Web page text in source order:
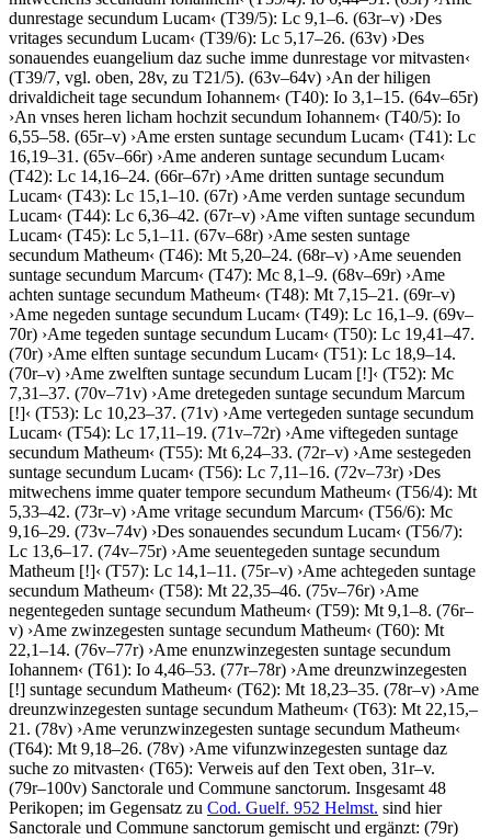
dunrestage secundum Lucam‹ (T39/5): Lc 9,1–6. (63r–v) ›Des
vritages secundum Lucam‹ (T39/6): Lc 5,17–26. (63v) ›Des
sonauendes euangelium daz suche imme dunrestage vor mitvasten‹
(T39/7, vgl. oben, 28v, zu T21/5). (63v–64v) ›An der hiligen
drivaldicheit tage secundum Iohannem‹ (T40): Io 3,1–15. (64v–65r)
›An vnses heren licham hochzit secundum Iohannem‹ (T40/5): Io
6,55–58. (65r–v) ›Ame ersten suntage secundum Lucam‹ (T41): Lc
16,19–31. (65v–66r) ›Ame anderen suntage secundum Lucam‹
(T42): Lc 14,16–24. (66r–67r) ›Ame dritten suntage secundum
Lucam‹ (T43): Lc 15,1–10. (67r) ›Ame verden suntage secundum
Lucam‹ (T44): Lc 6,36–42. (67r–v) ›Ame viften suntage secundum
Lucam‹ (T45): Lc 5,1–11. (67v–68r) ›Ame sesten suntage
secundum Matheum‹ (T46): Mt 5,20–24. (68r–v) ›Ame seuenden
suntage secundum Marcum‹ (T47): Mc 8,1–9. (68v–69r) ›Ame
achten suntage secundum Matheum‹ (T48): Mt 7,15–21. (69r–v)
›Ame negeden suntage secundum Lucam‹ (T49): Lc 16,1–9. (69v–
70r) ›Ame tegeden suntage secundum Lucam‹ (T50): Lc 19,41–47.
(70r) ›Ame elften suntage secundum Lucam‹ (T51): Lc 18,9–14.
(70r–v) ›Ame zwelften suntage secundum Lucam [!]‹ (T52): Mc
7,31–37. (70v–71v) ›Ame dretegeden suntage secundum Marcum
[!]‹ (T53): Lc 10,23–37. (71v) ›Ame vertegeden suntage secundum
Lucam‹ (T54): Lc 17,11–19. (71v–72r) ›Ame viftegeden suntage
secundum Matheum‹ (T55): Mt 6,24–33. (72r–v) ›Ame sestegeden
suntage secundum Lucam‹ (T56): Lc 7,11–16. (72v–73r) ›Des
mitwechens imme quater tempore secundum Matheum‹ (T56/4): Mt
5,33–42. (73r–v) ›Ame vritage secundum Marcum‹ (T56/6): Mc
9,16–29. (73v–74v) ›Des sonauendes secundum Lucam‹ (T56/7):
Lc 13,6–17. (74v–75r) ›Ame seuentegeden suntage secundum
Matheum [!]‹ (T57): Lc 14,1–11. (75r–v) ›Ame achtegeden suntage
secundum Matheum‹ (T58): Mt 22,35–46. (75v–76r) ›Ame
negentegeden suntage secundum Matheum‹ (T59): Mt 9,1–8. (76r–
v) ›Ame zwinzegesten suntage secundum Matheum‹ (T60): Mt
22,1–14. (76v–77r) ›Ame enunzwinzegesten suntage secundum
Iohannem‹ (T61): Io 4,46–53. (77r–78r) ›Ame dreunzwinzegesten
[!] suntage secundum Matheum‹ (T62): Mt 18,23–35. (78r–v) ›Ame
dreunzwinzegesten suntage secundum Matheum‹ (T63): Mt 22,15,–
21. (78v) ›Ame verunzwinzegesten suntage secundum Matheum‹
(T64): Mt 9,18–26. (78v) ›Ame vifunzwinzegesten suntage daz
suche zo mitvasten‹ (T65): Verweis auf den Text oben, 31r–v.
(79r–100v) Sanctorale und Commune sanctorum. Insgesamt 48
Perikopen; im Gegensatz zu Cod. Guelf. 952 Helmst. sind hier
Sanctorale und Commune sanctorum gemischt und ergänzt: (79r)